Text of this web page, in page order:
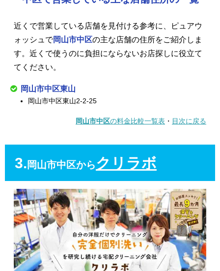
近くで営業している店舗を見付ける参考に、ピュアウ
ォッシュで岡山市中区の主な店舗の住所をご紹介しま
す。近くで使うのに負担にならないお店探しに役立て
てください。
岡山市中区東山
岡山市中区東山2-2-25
岡山市中区の料金比較一覧表 ・ 目次に戻る
3.岡山市中区からクリラボ